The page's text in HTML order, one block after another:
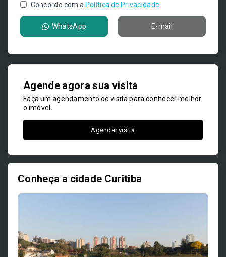
Concordo com a Política de Privacidade
WhatsApp E-mail
Agende agora sua visita
Faça um agendamento de visita para conhecer melhor
o imóvel.
Agendar visita
Conheça a cidade Curitiba